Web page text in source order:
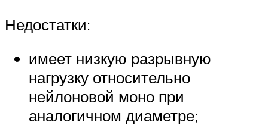
Недостатки:
имеет низкую разрывную
нагрузку относительно
нейлоновой моно при
аналогичном диаметре;